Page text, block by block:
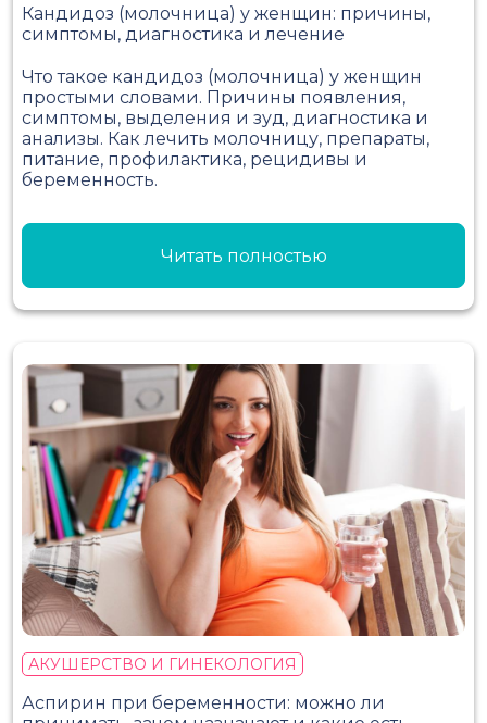
Кандидоз (молочница) у женщин: причины,
симптомы, диагностика и лечение
Что такое кандидоз (молочница) у женщин
простыми словами. Причины появления,
симптомы, выделения и зуд, диагностика и
анализы. Как лечить молочницу, препараты,
питание, профилактика, рецидивы и
беременность.
Читать полностью
АКУШЕРСТВО И ГИНЕКОЛОГИЯ
Аспирин при беременности: можно ли